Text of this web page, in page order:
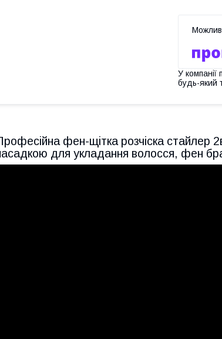
У компанії
будь-який
фен-щітка розчіска стайлер
для укладання волосся, фен